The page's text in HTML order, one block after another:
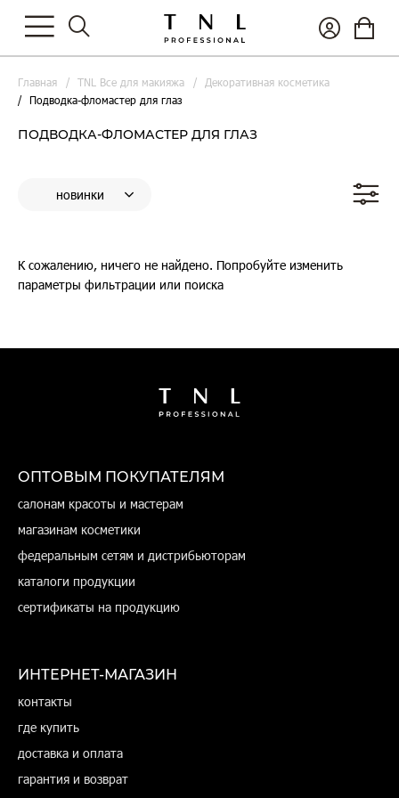
Главная TNL Все для макияжа
Декоративная косметика
Подводка-фломастер для глаз
ПОДВОДКА-ФЛОМАСТЕР ДЛЯ ГЛАЗ
К сожалению, ничего не найдено. Попробуйте изменить
параметры фильтрации или поиска
ОПТОВЫМ ПОКУПАТЕЛЯМ
салонам красоты и мастерам
магазинам косметики
федеральным сетям и дистрибьюторам
каталоги продукции
сертификаты на продукцию
ИНТЕРНЕТ-МАГАЗИН
контакты
где купить
доставка и оплата
гарантия и возврат